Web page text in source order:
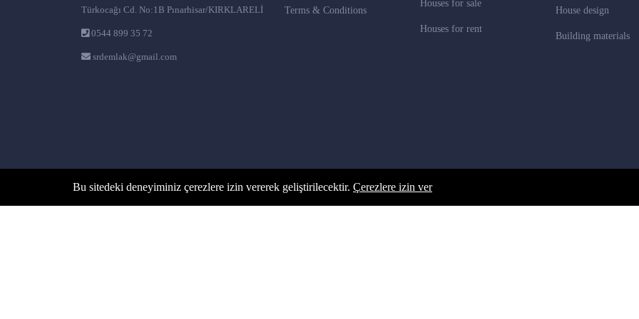
Türkocağı Cd. No:1B Pınarhisar/KIRKLARELİ
0544 899 35 72
srdemlak@gmail.com
Terms & Conditions
Houses for sale
Houses for rent
House design
Building materials
Bu sitedeki deneyiminiz çerezlere izin vererek geliştirilecektir. Çerezlere izin ver